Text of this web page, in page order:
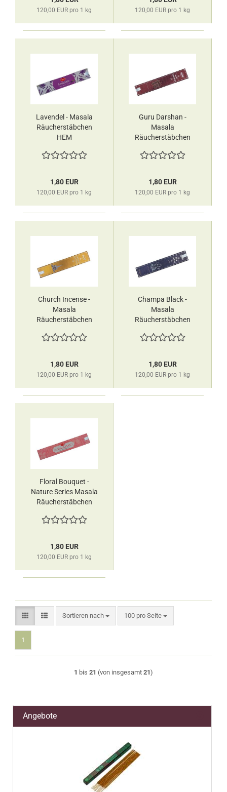
120,00 EUR pro 1 kg 120,00 EUR pro 1 kg
Lavendel - Masala
Räucherstäbchen
HEM
1,80 EUR
120,00 EUR pro 1 kg
Guru Darshan -
Masala
Räucherstäbchen
1,80 EUR
120,00 EUR pro 1 kg
Church Incense -
Masala
Räucherstäbchen
1,80 EUR
120,00 EUR pro 1 kg
Champa Black -
Masala
Räucherstäbchen
1,80 EUR
120,00 EUR pro 1 kg
Floral Bouquet -
Nature Series Masala
Räucherstäbchen
1,80 EUR
120,00 EUR pro 1 kg
Sortieren nach
Sortieren nach 100 pro Seite
pro Seite
1
1 bis 21 (von insgesamt 21)
Angebote